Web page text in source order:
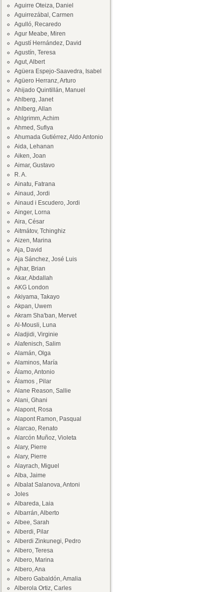
Aguirre Oteiza, Daniel
Aguirrezábal, Carmen
Agulló, Recaredo
Agur Meabe, Miren
Agustí Hernández, David
Agustín, Teresa
Agut, Albert
Agüera Espejo-Saavedra, Isabel
Agüero Herranz, Arturo
Ahijado Quintillán, Manuel
Ahlberg, Janet
Ahlberg, Allan
Ahlgrimm, Achim
Ahmed, Sufiya
Ahumada Gutiérrez, Aldo Antonio
Aida, Lehanan
Aiken, Joan
Aimar, Gustavo
R. A.
Ainatu, Fatrana
Ainaud, Jordi
Ainaud i Escudero, Jordi
Ainger, Lorna
Aira, César
Aitmátov, Tchinghiz
Aizen, Marina
Aja, David
Aja Sánchez, José Luis
Ajhar, Brian
Akar, Abdallah
AKG London
Akiyama, Takayo
Akpan, Uwem
Akram Sha'ban, Mervet
Al-Mousli, Luna
Aladjidi, Virginie
Alafenisch, Salim
Alamán, Olga
Alaminos, María
Álamo, Antonio
Álamos , Pilar
Alane Reason, Sallie
Alani, Ghani
Alapont, Rosa
Alapont Ramon, Pasqual
Alarcao, Renato
Alarcón Muñoz, Violeta
Alary, Pierre
Alary, Pierre
Alayrach, Miguel
Alba, Jaime
Albalat Salanova, Antoni
Joles
Albareda, Laia
Albarrán, Alberto
Albee, Sarah
Alberdi, Pilar
Alberdi Zinkunegi, Pedro
Albero, Teresa
Albero, Marina
Albero, Ana
Albero Gabaldón, Amalia
Alberola Ortiz, Carles